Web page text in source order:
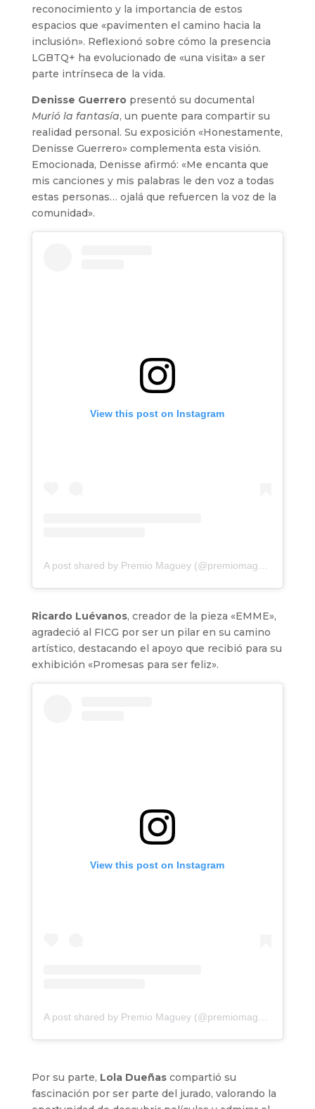
reconocimiento y la importancia de estos
espacios que «pavimenten el camino hacia la
inclusión». Reflexionó sobre cómo la presencia
LGBTQ+ ha evolucionado de «una visita» a ser
parte intrínseca de la vida.
Denisse Guerreropresentó su documental
Murió la fantasía, un puente para compartir su
realidad personal. Su exposición «Honestamente,
Denisse Guerrero» complementa esta visión.
Emocionada, Denisse afirmó: «Me encanta que
mis canciones y mis palabras le den voz a todas
estas personas… ojalá que refuercen la voz de la
comunidad».
View this post on Instagram
Ricardo Luévanos, creador de la pieza «EMME»,
agradeció al FICG por ser un pilar en su camino
artístico, destacando el apoyo que recibió para su
exhibición «Promesas para ser feliz».
View this post on Instagram
Por su parte, Lola Dueñascompartió su
fascinación por ser parte del jurado, valorando la